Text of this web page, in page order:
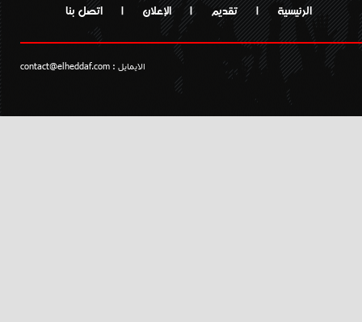
الرئيسية | تقديم | الإعلان | اتصل بنا
الايمايل : contact@elheddaf.com